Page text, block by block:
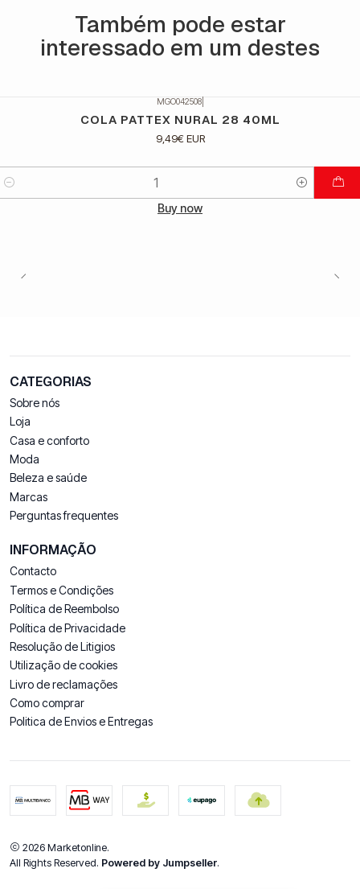
Também pode estar
interessado em um destes
MGO042508|
COLA PATTEX NURAL 28 40ML
9,49€ EUR
Buy now
CATEGORIAS
Sobre nós
Loja
Casa e conforto
Moda
Beleza e saúde
Marcas
Perguntas frequentes
INFORMAÇÃO
Contacto
Termos e Condições
Política de Reembolso
Política de Privacidade
Resolução de Litigios
Utilização de cookies
Livro de reclamações
Como comprar
Politica de Envios e Entregas
2026 Marketonline.
All Rights Reserved. Powered by Jumpseller.